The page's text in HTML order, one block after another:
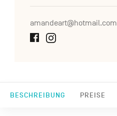
BESCHREIBUNG PREISE
amandeart@hotmail.com